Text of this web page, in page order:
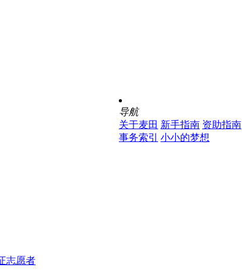
导航
关于麦田 新手指南 资助指南
事务索引
小小的梦想
志愿者